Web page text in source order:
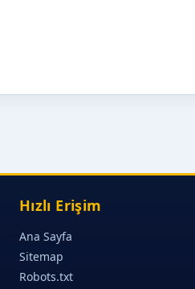
Hızlı Erişim
Ana Sayfa
Sitemap
Robots.txt